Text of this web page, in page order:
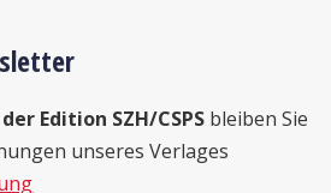
Edition SZH/CSPS bleiben Sie
unseres Verlages